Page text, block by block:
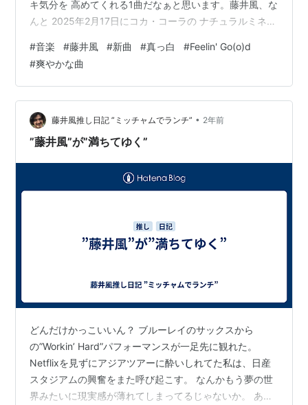
キ気分を 高めてくれる1曲だなぁと思います。藤井風、な
んと 2025年2月17日にコカ・コーラの ナチュラルミネラ
ダーに就任しました。しかもご本人登場のCM、 そして
新曲発表！？どんな感じになるのか 気になってしまうし
もうワクワクが 止まらない自分でした。CMには新曲
「真っ白」が流れています。www.youtube.com 今回の
曲はなんだか爽やかだなと 思ってしまいました。…
#音楽 #藤井風 #新曲 #真っ白 #Feelin' Go(o)d
#爽やかな曲
藤井風推し日記 ”ミッチャムでランチ” • 2年前
”藤井風”が”満ちてゆく”
どんだけかっこいいん？ ブルーレイのサックスから
の”Workin’ Hard”パフォーマンスが一足先に観れた。
Netflixを見ずにアジアツアーに酔いしれてた私は、日産
スタジアムの興奮をまた呼び起こす。 なんかもう夢の世
界みたいに現実感が薄れてしまってるじゃないか。 あな